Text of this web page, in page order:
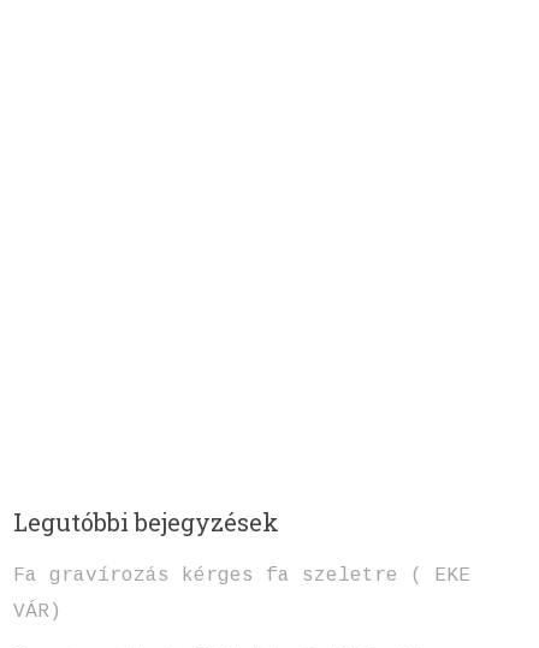
Legutóbbi bejegyzések
Fa gravírozás kérges fa szeletre ( EKE
VÁR)